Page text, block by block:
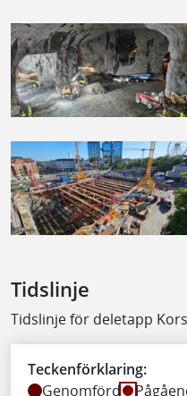
Tidslinje
Tidslinje för deletapp
Teckenförklaring:
Genomförd